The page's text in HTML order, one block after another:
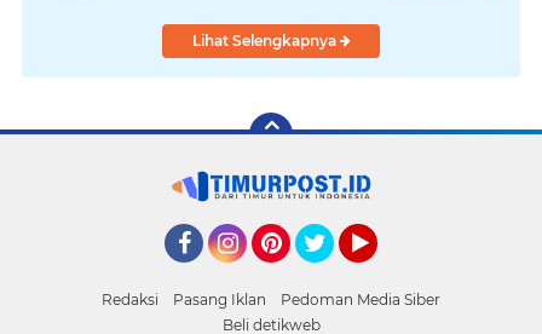
Lihat Selengkapnya
Redaksi Pasang Iklan
Pedoman Media Siber
Beli detikweb